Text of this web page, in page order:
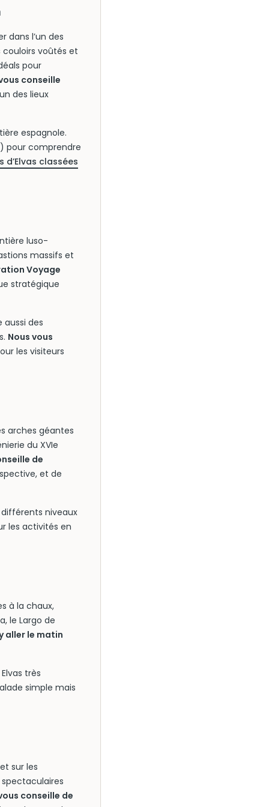
dans l’un des
couloirs voûtés et
pour
conseille
des lieux
espagnole.
pour comprendre
classées
luso-
massifs et
Voyage
stratégique
des
Nous vous
les visiteurs
arches géantes
du XVIe
de
et de
niveaux
les activités en
à la chaux,
le Largo de
aller le matin
très
simple mais
sur les
conseille de